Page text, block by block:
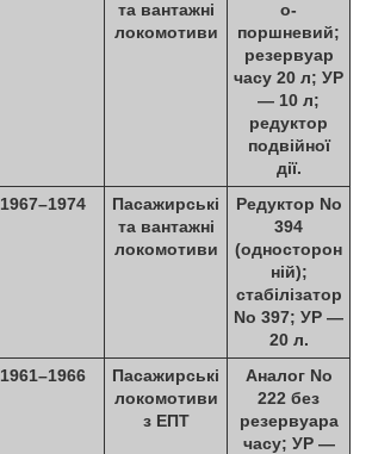
та вантажні
локомотиви
о-
поршневий;
резервуар
часу 20 л; УР
— 10 л;
редуктор
подвійної
дії.
1967–1974
Пасажирські
та вантажні
локомотиви
Редуктор No
394
(односторон
ній);
стабілізатор
No 397; УР —
20 л.
1961–1966
Пасажирські
локомотиви
з ЕПТ
Аналог No
222 без
резервуара
часу; УР —